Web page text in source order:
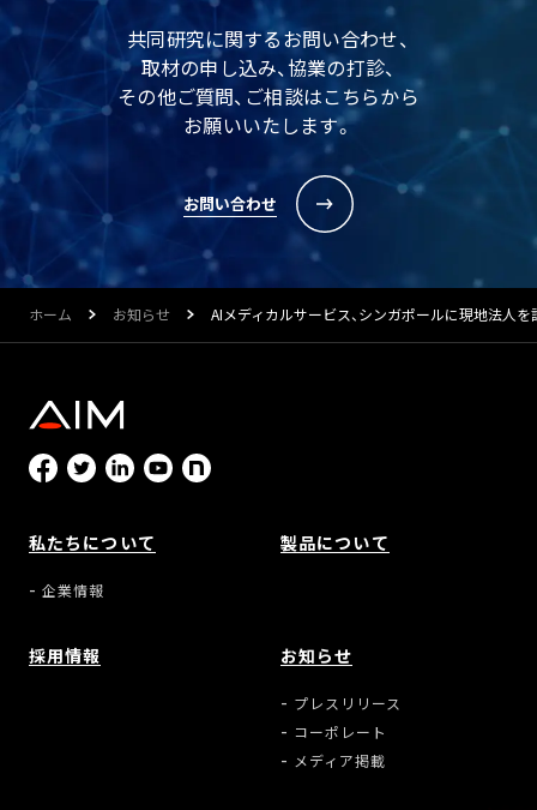
共同研究に関するお問い合わせ、
取材の申し込み、協業の打診、
その他ご質問、ご相談はこちらから
お願いいたします。
お問い合わせ
ホーム お知らせ AIメディカルサービス、シンガポールに現地法人を
私たちについて
企業情報
製品について
採用情報 お知らせ
プレスリリース
コーポレート
メディア掲載